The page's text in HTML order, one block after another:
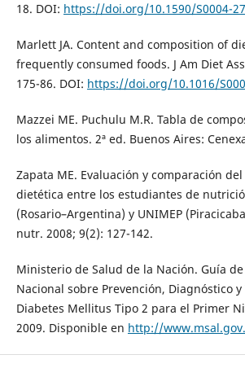
18. DOI: https://doi.org/10.1590/S0004-
Marlett JA. Content and composition of
frequently consumed foods. J Am Diet
175-86. DOI: https://doi.org/10.1016/
Mazzei ME. Puchulu M.R. Tabla de
los alimentos. 2ª ed. Buenos Aires:
Zapata ME. Evaluación y comparación
dietética entre los estudiantes de
(Rosario–Argentina) y UNIMEP
nutr. 2008; 9(2): 127-142.
Ministerio de Salud de la Nación. Guía
Nacional sobre Prevención, Diagnóstico
Diabetes Mellitus Tipo 2 para el Primer
2009. Disponible en http://